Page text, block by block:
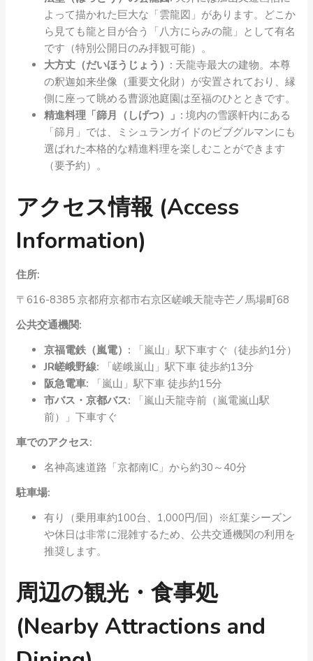
よって描かれた巨大な「雲龍図」があります。どこか
ら見ても龍と目が合う「八方にらみの龍」として有名
です（特別公開日のみ拝観可能）。
大方丈（だいほうじょう）: 天龍寺最大の建物。本尊
の釈迦如来坐像（重要文化財）が安置されており、縁
側に座って眺める曹源池庭園は至福のひとときです。
精進料理「篩月（しげつ）」: 境内の雪蹊軒内にある
「篩月」では、ミシュランガイドのビブグルマンにも
選ばれた本格的な精進料理を楽しむことができます
（要予約）。
アクセス情報 (Access
Information)
住所:
〒616-8385 京都府京都市右京区嵯峨天龍寺芒ノ馬場町68
公共交通機関:
京福電鉄（嵐電）: 「嵐山」駅下車すぐ（徒歩約1分）
JR嵯峨野線: 「嵯峨嵐山」駅下車 徒歩約13分
阪急電車: 「嵐山」駅下車 徒歩約15分
市バス・京都バス: 「嵐山天龍寺前（嵐電嵐山駅
前）」下車すぐ
車でのアクセス:
名神高速道路「京都南IC」から約30～40分
駐車場:
有り（乗用車約100台、1,000円/回）※紅葉シーズン
や休日は非常に混雑するため、公共交通機関の利用を
推奨します。
周辺の観光・食事処
(Nearby Attractions and